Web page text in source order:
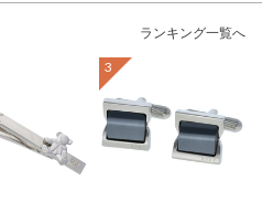
ランキング一覧へ
3